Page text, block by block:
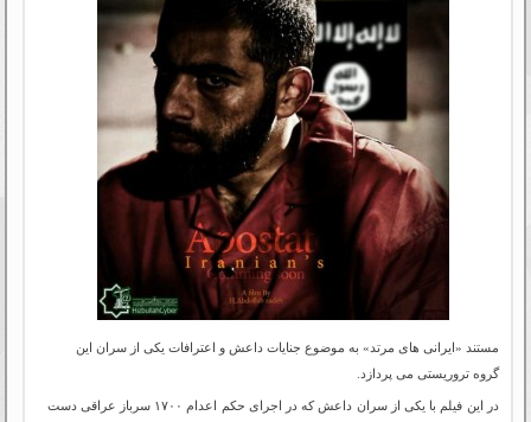
مستند «ایرانی های مرتد» به موضوع جنایات داعش و اعترافات یکی از سران این
گروه تروریستی می پردازد.
در این فیلم با یکی از سران داعش که در اجرای حکم اعدام ۱۷۰۰ سرباز عراقی دست